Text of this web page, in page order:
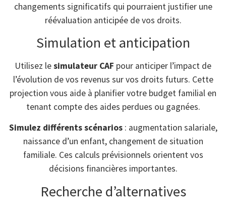
changements significatifs qui pourraient justifier une
réévaluation anticipée de vos droits.
Simulation et anticipation
Utilisez lesimulateur CAF pour anticiper l’impact de
l’évolution de vos revenus sur vos droits futurs. Cette
projection vous aide à planifier votre budget familial en
tenant compte des aides perdues ou gagnées.
Simulez différents scénarios: augmentation salariale,
naissance d’un enfant, changement de situation
familiale. Ces calculs prévisionnels orientent vos
décisions financières importantes.
Recherche d’alternatives